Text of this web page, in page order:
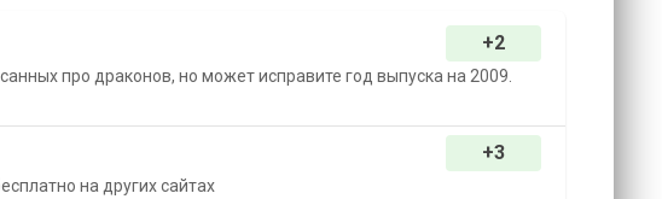
+2
про драконов, но может исправите год выпуска на 2009.
+3
на других сайтах